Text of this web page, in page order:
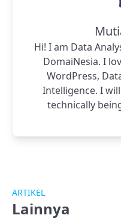
Hi! I am Data
DomaiNesia. I
WordPress,
Intelligence. I
technically
ARTIKEL
Lainnya